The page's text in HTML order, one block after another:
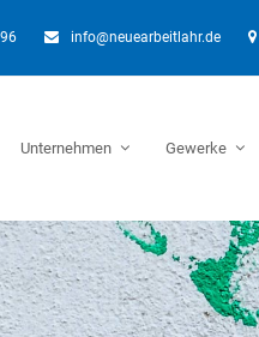
info@neuearbeitlahr.de
Unternehmen Gewerke